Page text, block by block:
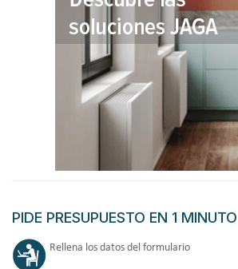
PIDE PRESUPUESTO EN 1 MINUTO
Rellena los datos del formulario